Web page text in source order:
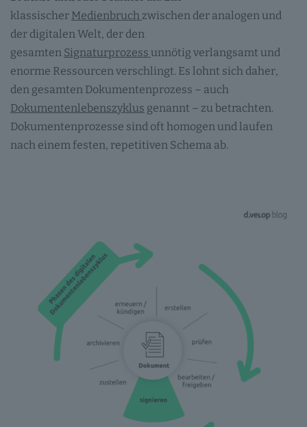
klassischer Medienbruch zwischen der analogen und
der digitalen Welt, der den
gesamten Signaturprozess unnötig verlangsamt und
enorme Ressourcen verschlingt. Es lohnt sich daher,
den gesamten Dokumentenprozess – auch
Dokumentenlebenszyklus genannt – zu betrachten.
Dokumentenprozesse sind oft homogen und laufen
nach einem festen, repetitiven Schema ab.